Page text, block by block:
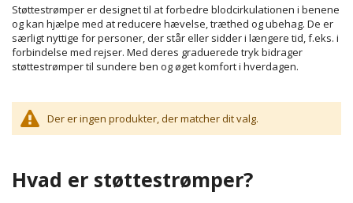
Støttestrømper er designet til at forbedre blodcirkulationen i benene
og kan hjælpe med at reducere hævelse, træthed og ubehag. De er
særligt nyttige for personer, der står eller sidder i længere tid, f.eks. i
forbindelse med rejser. Med deres graduerede tryk bidrager
støttestrømper til sundere ben og øget komfort i hverdagen.
Der er ingen produkter, der matcher dit valg.
Hvad er støttestrømper?